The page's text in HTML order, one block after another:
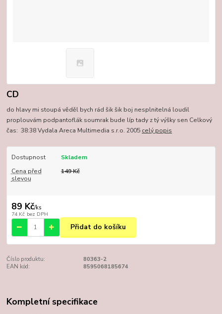
CD
do hlavy mi stoupá věděl bych rád šik šik boj nesplnitelná loudil
proplouvám podpantoflák soumrak bude líp tady z tý výšky sen Celkový
čas: 38:38 Vydala Areca Multimedia s.r.o. 2005 celý popis
Dostupnost
Skladem
Cena před
slevou
149 Kč
89 Kč/ks
74 Kč bez DPH
Přidat do košíku
Číslo produktu:
80363-2
EAN kód:
8595068185674
Kompletní specifikace